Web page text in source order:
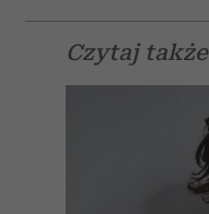
Czytaj także